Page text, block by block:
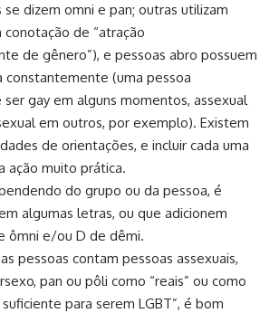
se dizem omni e pan; outras utilizam
de “atração
de gênero”), e pessoas abro possuem
constantemente (uma pessoa
gay em alguns momentos, assexual
em outros, por exemplo). Existem
de orientações, e incluir cada uma
ação muito prática.
do grupo ou da pessoa, é
algumas letras, ou que adicionem
ômni e/ou D de dêmi.
pessoas contam pessoas assexuais,
pan ou pôli como “reais” ou como
para serem LGBT”, é bom